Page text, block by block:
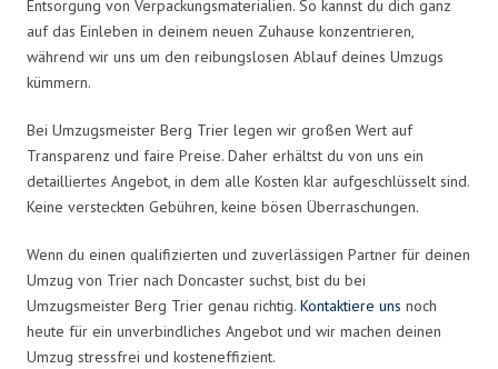
Entsorgung von Verpackungsmaterialien. So kannst du dich ganz
auf das Einleben in deinem neuen Zuhause konzentrieren,
während wir uns um den reibungslosen Ablauf deines Umzugs
kümmern.
Bei Umzugsmeister Berg Trier legen wir großen Wert auf
Transparenz und faire Preise. Daher erhältst du von uns ein
detailliertes Angebot, in dem alle Kosten klar aufgeschlüsselt sind.
Keine versteckten Gebühren, keine bösen Überraschungen.
Wenn du einen qualifizierten und zuverlässigen Partner für deinen
Umzug von Trier nach Doncaster suchst, bist du bei
Umzugsmeister Berg Trier genau richtig. Kontaktiere uns noch
heute für ein unverbindliches Angebot und wir machen deinen
Umzug stressfrei und kosteneffizient.